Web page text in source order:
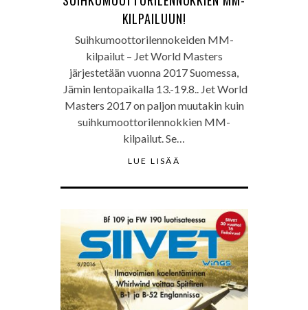
KILPAILUUN!
Suihkumoottorilennokeiden MM-
kilpailut – Jet World Masters
järjestetään vuonna 2017 Suomessa,
Jämin lentopaikalla 13.-19.8.. Jet World
Masters 2017 on paljon muutakin kuin
suihkumoottorilennokkien MM-
kilpailut. Se…
LUE LISÄÄ